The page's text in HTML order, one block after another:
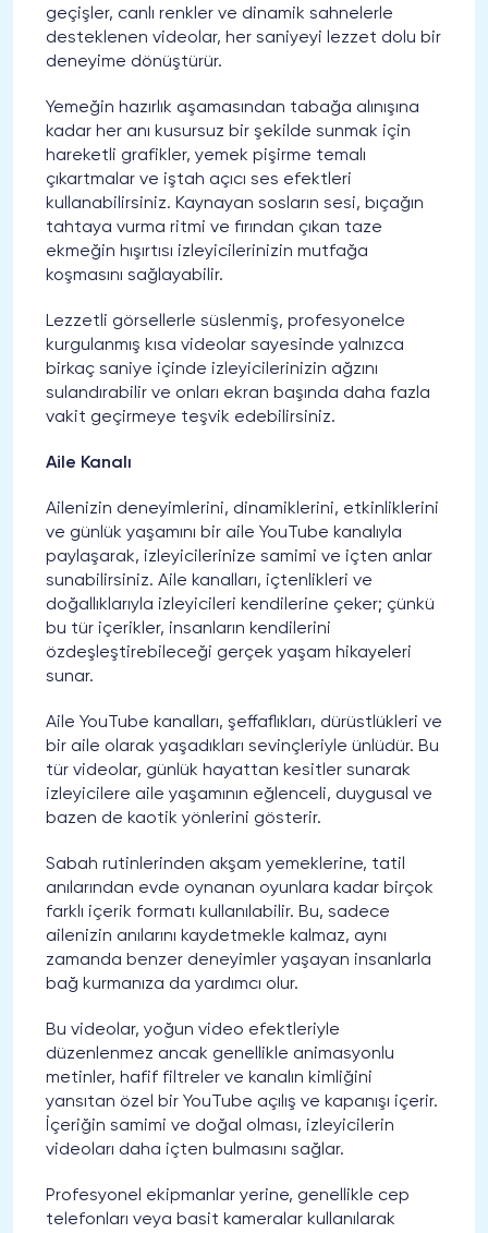
geçişler, canlı renkler ve dinamik sahnelerle
desteklenen videolar, her saniyeyi lezzet dolu bir
deneyime dönüştürür.
Yemeğin hazırlık aşamasından tabağa alınışına
kadar her anı kusursuz bir şekilde sunmak için
hareketli grafikler, yemek pişirme temalı
çıkartmalar ve iştah açıcı ses efektleri
kullanabilirsiniz. Kaynayan sosların sesi, bıçağın
tahtaya vurma ritmi ve fırından çıkan taze
ekmeğin hışırtısı izleyicilerinizin mutfağa
koşmasını sağlayabilir.
Lezzetli görsellerle süslenmiş, profesyonelce
kurgulanmış kısa videolar sayesinde yalnızca
birkaç saniye içinde izleyicilerinizin ağzını
sulandırabilir ve onları ekran başında daha fazla
vakit geçirmeye teşvik edebilirsiniz.
Aile Kanalı
Ailenizin deneyimlerini, dinamiklerini, etkinliklerini
ve günlük yaşamını bir aile YouTube kanalıyla
paylaşarak, izleyicilerinize samimi ve içten anlar
sunabilirsiniz. Aile kanalları, içtenlikleri ve
doğallıklarıyla izleyicileri kendilerine çeker; çünkü
bu tür içerikler, insanların kendilerini
özdeşleştirebileceği gerçek yaşam hikayeleri
sunar.
Aile YouTube kanalları, şeffaflıkları, dürüstlükleri ve
bir aile olarak yaşadıkları sevinçleriyle ünlüdür. Bu
tür videolar, günlük hayattan kesitler sunarak
izleyicilere aile yaşamının eğlenceli, duygusal ve
bazen de kaotik yönlerini gösterir.
Sabah rutinlerinden akşam yemeklerine, tatil
anılarından evde oynanan oyunlara kadar birçok
farklı içerik formatı kullanılabilir. Bu, sadece
ailenizin anılarını kaydetmekle kalmaz, aynı
zamanda benzer deneyimler yaşayan insanlarla
bağ kurmanıza da yardımcı olur.
Bu videolar, yoğun video efektleriyle
düzenlenmez ancak genellikle animasyonlu
metinler, hafif filtreler ve kanalın kimliğini
yansıtan özel bir YouTube açılış ve kapanışı içerir.
İçeriğin samimi ve doğal olması, izleyicilerin
videoları daha içten bulmasını sağlar.
Profesyonel ekipmanlar yerine, genellikle cep
telefonları veya basit kameralar kullanılarak